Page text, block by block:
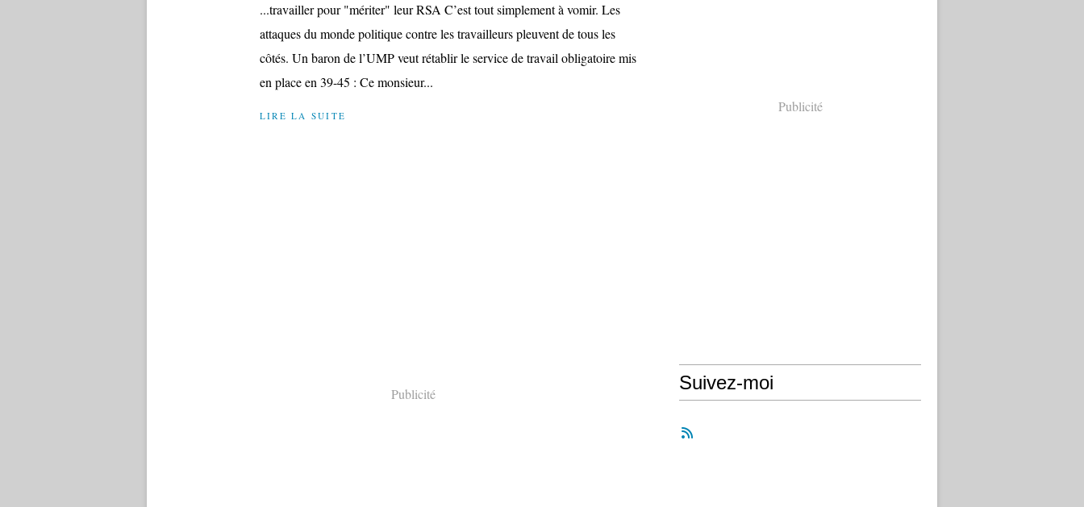
...travailler pour "mériter" leur RSA C’est tout simplement à vomir. Les
attaques du monde politique contre les travailleurs pleuvent de tous les
côtés. Un baron de l’UMP veut rétablir le service de travail obligatoire mis
en place en 39-45 : Ce monsieur...
LIRE LA SUITE
Publicité
Publicité
Suivez-moi